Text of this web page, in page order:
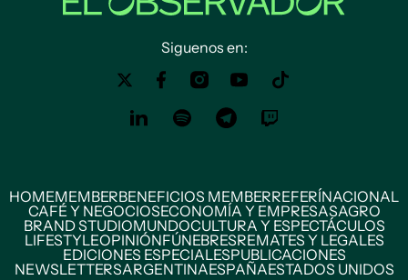
Siguenos en:
HOMEMEMBERBENEFICIOS MEMBERREFERÍNACIONAL
CAFÉ Y NEGOCIOSECONOMÍA Y EMPRESASAGRO
BRAND STUDIOMUNDOCULTURA Y ESPECTÁCULOS
LIFESTYLEOPINIÓNFÚNEBRESREMATES Y LEGALES
EDICIONES ESPECIALESPUBLICACIONES
NEWSLETTERSARGENTINAESPAÑAESTADOS UNIDOS